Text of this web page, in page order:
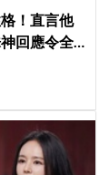
！直言他
回應令全